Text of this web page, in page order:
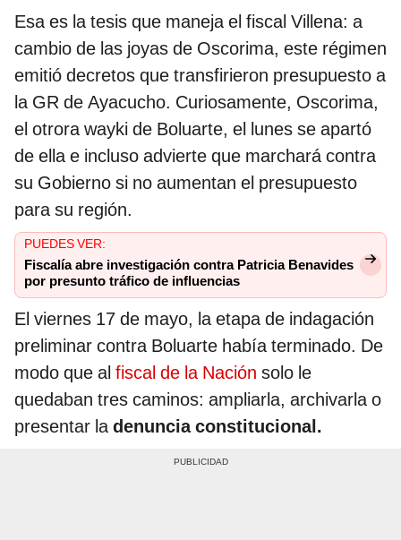
Esa es la tesis que maneja el fiscal Villena: a
cambio de las joyas de Oscorima, este régimen
emitió decretos que transfirieron presupuesto a
la GR de Ayacucho. Curiosamente, Oscorima,
el otrora wayki de Boluarte, el lunes se apartó
de ella e incluso advierte que marchará contra
su Gobierno si no aumentan el presupuesto
para su región.
PUEDES VER:
Fiscalía abre investigación contra Patricia Benavides
por presunto tráfico de influencias
El viernes 17 de mayo, la etapa de indagación
preliminar contra Boluarte había terminado. De
modo que al fiscal de la Nación solo le
quedaban tres caminos: ampliarla, archivarla o
presentar ladenuncia constitucional.